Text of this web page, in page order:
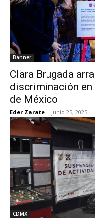
Banner
Clara Brugada
discriminación en
de México
Eder Zarate - junio 25, 2025
CDMX